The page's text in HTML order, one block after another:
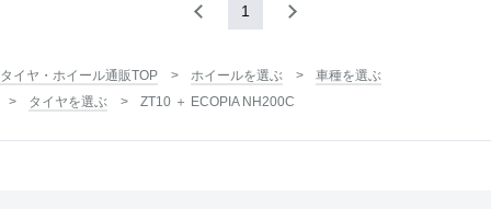
1
タイヤ・ホイール通販TOP ホイールを選ぶ
車種を選ぶ
タイヤを選ぶ
ZT10 ＋ ECOPIA NH200C